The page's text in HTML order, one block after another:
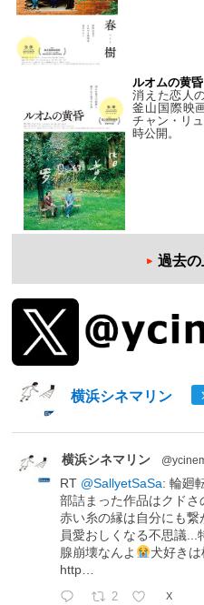
ルオムの黄
消えた恋人
釜山国際映
チャン・リ
時公開。
過去
横浜シネマリン
横浜シネマリン
RT @SallyetSaSa: 輪廻
部詰まった作品はクド
赤い糸の縁は自分にも
員愛おしくなる不思議...
腺崩壊なんよ
犬好きは
http…
2 X